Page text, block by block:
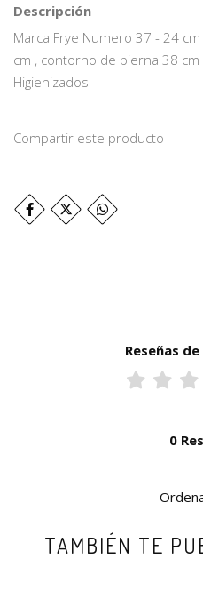
Descripción
Marca Frye Numero 37 - 24
cm , contorno de pierna 38
Higienizados
Compartir este producto
Reseñas
0
TAMBIÉN TE